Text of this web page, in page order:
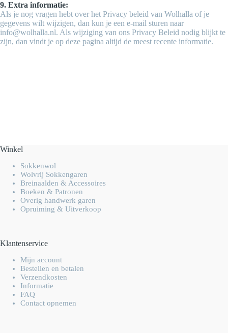
9. Extra informatie:
Als je nog vragen hebt over het Privacy beleid van Wolhalla of je
gegevens wilt wijzigen, dan kun je een e-mail sturen naar
info@wolhalla.nl. Als wijziging van ons Privacy Beleid nodig blijkt te
zijn, dan vindt je op deze pagina altijd de meest recente informatie.
Winkel
Sokkenwol
Wolvrij Sokkengaren
Breinaalden & Accessoires
Boeken & Patronen
Overig handwerk garen
Opruiming & Uitverkoop
Klantenservice
Mijn account
Bestellen en betalen
Verzendkosten
Informatie
FAQ
Contact opnemen